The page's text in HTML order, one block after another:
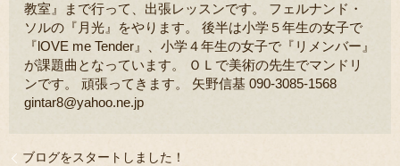
教室』まで行って、出張レッスンです。 フェルナンド・
ソルの『月光』をやります。 後半は小学５年生の女子で
『lOVE me Tender』、小学４年生の女子で『リメンバー』
が課題曲となっています。 ＯＬで美術の先生でマンドリ
ンです。 頑張ってきます。 矢野信基 090-3085-1568
gintar8@yahoo.ne.jp
ブログをスタートしました！